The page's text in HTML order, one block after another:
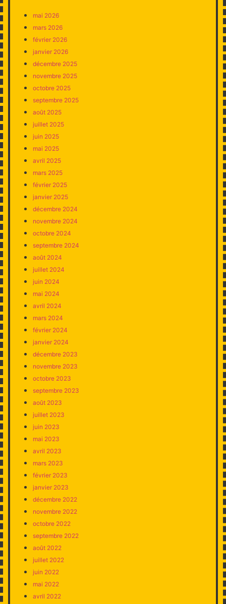
mai 2026
mars 2026
février 2026
janvier 2026
décembre 2025
novembre 2025
octobre 2025
septembre 2025
août 2025
juillet 2025
juin 2025
mai 2025
avril 2025
mars 2025
février 2025
janvier 2025
décembre 2024
novembre 2024
octobre 2024
septembre 2024
août 2024
juillet 2024
juin 2024
mai 2024
avril 2024
mars 2024
février 2024
janvier 2024
décembre 2023
novembre 2023
octobre 2023
septembre 2023
août 2023
juillet 2023
juin 2023
mai 2023
avril 2023
mars 2023
février 2023
janvier 2023
décembre 2022
novembre 2022
octobre 2022
septembre 2022
août 2022
juillet 2022
juin 2022
mai 2022
avril 2022